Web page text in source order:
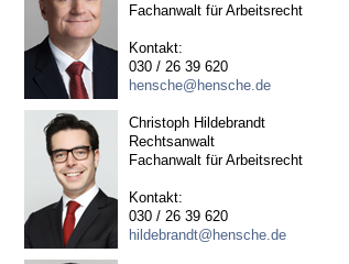
Fachanwalt für Arbeitsrecht
Kontakt:
030 / 26 39 620
hensche@hensche.de
Christoph Hildebrandt
Rechtsanwalt
Fachanwalt für Arbeitsrecht
Kontakt:
030 / 26 39 620
hildebrandt@hensche.de